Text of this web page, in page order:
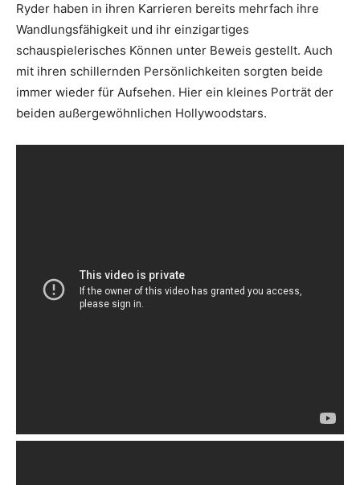
Ryder haben in ihren Karrieren bereits mehrfach ihre
Wandlungsfähigkeit und ihr einzigartiges
schauspielerisches Können unter Beweis gestellt. Auch
mit ihren schillernden Persönlichkeiten sorgten beide
immer wieder für Aufsehen. Hier ein kleines Porträt der
beiden außergewöhnlichen Hollywoodstars.